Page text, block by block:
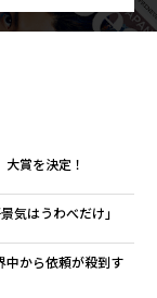
賞を決定！
気はうわべだけ」
から依頼が殺到す